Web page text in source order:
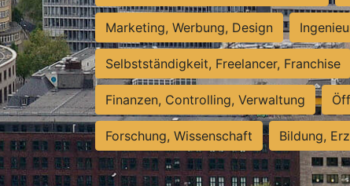
Marketing, Werbung, Design
Selbstständigkeit, Freelancer, Franchise
Finanzen, Controlling, Verwaltung
Forschung, Wissenschaft Bildung,